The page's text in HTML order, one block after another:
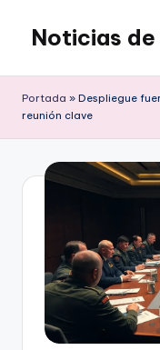
Saltar
contenido
Noticias de
Portada » Despliegue
reunión clave